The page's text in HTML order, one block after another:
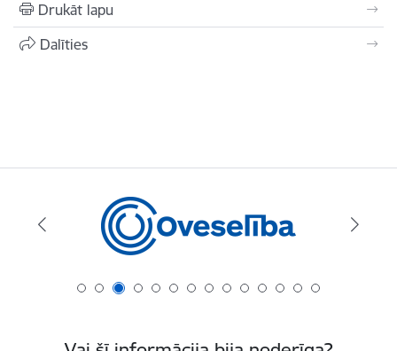
Drukāt lapu
Dalīties